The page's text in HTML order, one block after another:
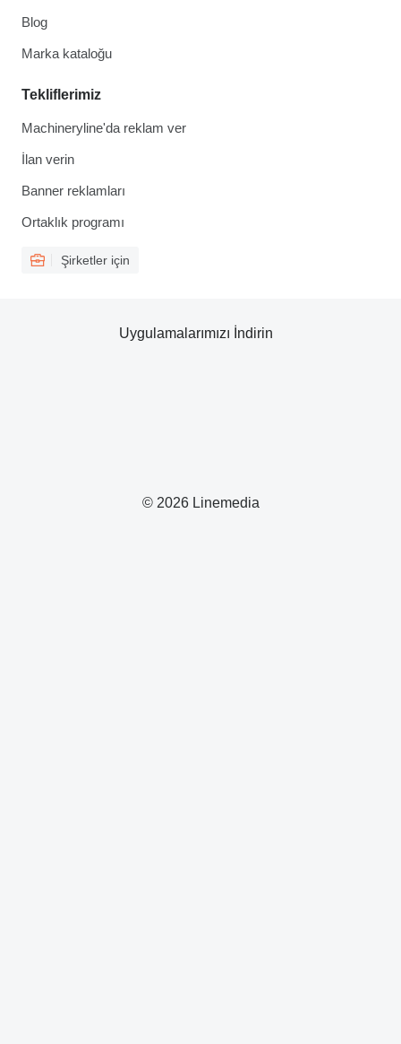
Blog
Marka kataloğu
Tekliflerimiz
Machineryline'da reklam ver
İlan verin
Banner reklamları
Ortaklık programı
Şirketler için
© 2026 Linemedia
Uygulamalarımızı İndirin